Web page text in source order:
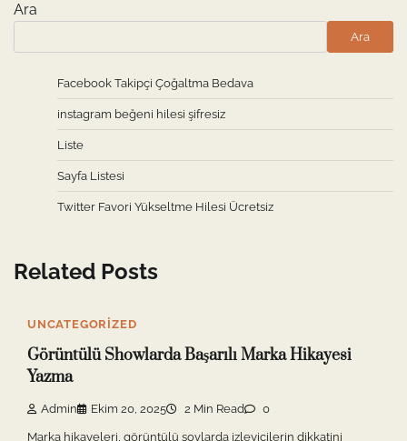
Ara
Ara
Facebook Takipçi Çoğaltma Bedava
instagram beğeni hilesi şifresiz
Liste
Sayfa Listesi
Twitter Favori Yükseltme Hilesi Ücretsiz
Related Posts
UNCATEGORIZED
Görüntülü Showlarda Başarılı Marka Hikayesi
Yazma
Admin Ekim 20, 2025 2 Min Read 0
Marka hikayeleri, görüntülü şovlarda izleyicilerin dikkatini